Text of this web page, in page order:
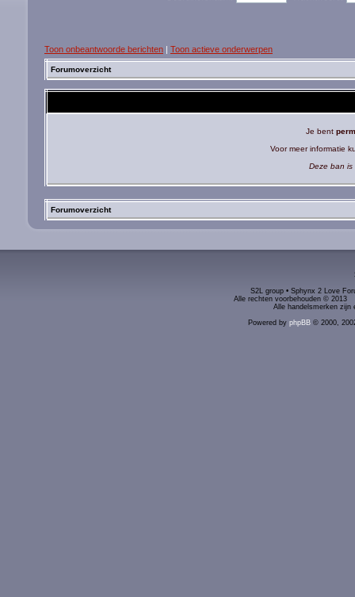
Toon onbeantwoorde berichten | Toon actieve onderwerpen
Forumoverzicht
Je bent
Voor meer informatie
Deze ban is
Forumoverzicht
S2L group • Sphynx 2 Love
Alle rechten voorbehouden ©
Alle handelsmerken zijn
Powered by phpBB© 2000,